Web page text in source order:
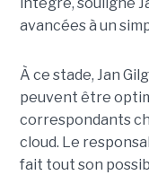
intégré, souligne
avancées à un
À ce stade, Jan
peuvent être
correspondants
cloud. Le
fait tout son